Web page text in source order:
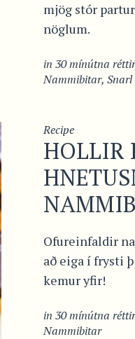
mjög stór
nöglum.
in 30 mínútna réttir
Nammibitar, Snarl
Recipe
HOLLIR
Ofureinfaldir
að eiga í frysti
kemur yfir!
in 30 mínútna réttir
Nammibitar